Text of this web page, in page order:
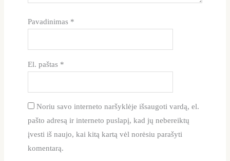
Pavadinimas *
El. paštas *
Noriu savo interneto naršyklėje išsaugoti vardą, el.
pašto adresą ir interneto puslapį, kad jų nebereiktų
įvesti iš naujo, kai kitą kartą vėl norėsiu parašyti
komentarą.